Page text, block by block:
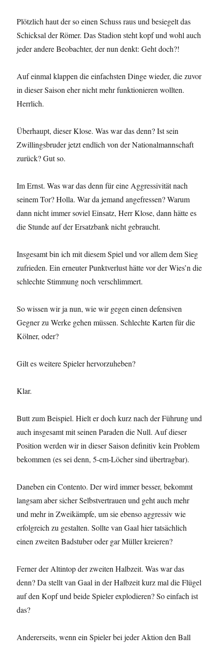
Plötzlich haut der so einen Schuss raus und besiegelt das
Schicksal der Römer. Das Stadion steht kopf und wohl auch
jeder andere Beobachter, der nun denkt: Geht doch?!
Auf einmal klappen die einfachsten Dinge wieder, die zuvor
in dieser Saison eher nicht mehr funktionieren wollten.
Herrlich.
Überhaupt, dieser Klose. Was war das denn? Ist sein
Zwillingsbruder jetzt endlich von der Nationalmannschaft
zurück? Gut so.
Im Ernst. Was war das denn für eine Aggressivität nach
seinem Tor? Holla. War da jemand angefressen? Warum
dann nicht immer soviel Einsatz, Herr Klose, dann hätte es
die Stunde auf der Ersatzbank nicht gebraucht.
Insgesamt bin ich mit diesem Spiel und vor allem dem Sieg
zufrieden. Ein erneuter Punktverlust hätte vor der Wies’n die
schlechte Stimmung noch verschlimmert.
So wissen wir ja nun, wie wir gegen einen defensiven
Gegner zu Werke gehen müssen. Schlechte Karten für die
Kölner, oder?
Gilt es weitere Spieler hervorzuheben?
Klar.
Butt zum Beispiel. Hielt er doch kurz nach der Führung und
auch insgesamt mit seinen Paraden die Null. Auf dieser
Position werden wir in dieser Saison definitiv kein Problem
bekommen (es sei denn, 5-cm-Löcher sind übertragbar).
Daneben ein Contento. Der wird immer besser, bekommt
langsam aber sicher Selbstvertrauen und geht auch mehr
und mehr in Zweikämpfe, um sie ebenso aggressiv wie
erfolgreich zu gestalten. Sollte van Gaal hier tatsächlich
einen zweiten Badstuber oder gar Müller kreieren?
Ferner der Altintop der zweiten Halbzeit. Was war das
denn? Da stellt van Gaal in der Halbzeit kurz mal die Flügel
auf den Kopf und beide Spieler explodieren? So einfach ist
das?
Andererseits, wenn ein Spieler bei jeder Aktion den Ball